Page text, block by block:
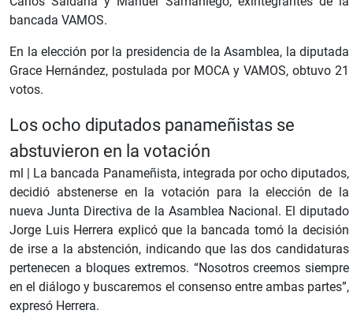
bancada VAMOS.
En la elección por la presidencia de la Asamblea, la diputada
Grace Hernández, postulada por MOCA y VAMOS, obtuvo 21
votos.
Los ocho diputados panameñistas se
abstuvieron en la votación
ml | La bancada Panameñista, integrada por ocho diputados,
decidió abstenerse en la votación para la elección de la
nueva Junta Directiva de la Asamblea Nacional. El diputado
Jorge Luis Herrera explicó que la bancada tomó la decisión
de irse a la abstención, indicando que las dos candidaturas
pertenecen a bloques extremos. “Nosotros creemos siempre
en el diálogo y buscaremos el consenso entre ambas partes”,
expresó Herrera.